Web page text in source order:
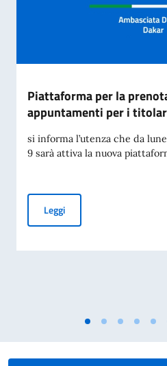
Piattaforma per la
appuntamenti per i
si informa l’utenza che da
9 sarà attiva la nuova
LeggiPiattaforma per la